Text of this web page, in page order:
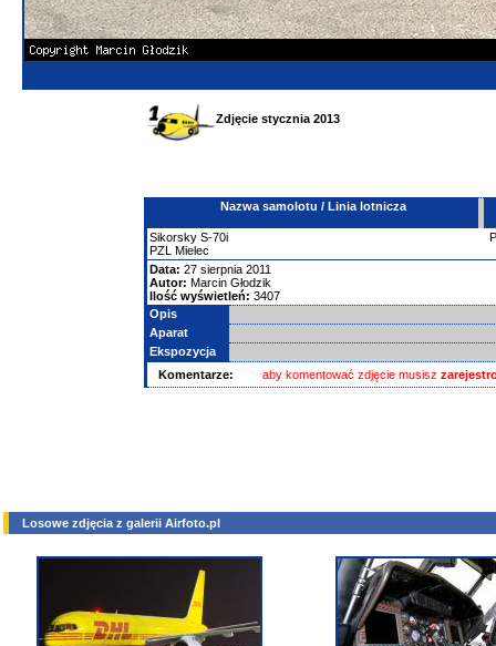
Zdjęcie stycznia 2013
Nazwa samolotu / Linia lotnicza
Sikorsky S-70i
PZL Mielec
Data: 27 sierpnia 2011
Autor: Marcin Głodzik
Ilość wyświetleń: 3407
Opis
Aparat
Ekspozycja
Komentarze:
aby komentować zdjęcie musisz
Losowe zdjęcia z galerii Airfoto.pl